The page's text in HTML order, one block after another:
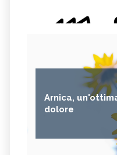
Arnica,
dolore